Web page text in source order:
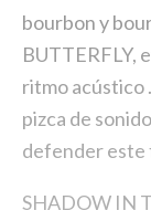
bourbon y
BUTTERFLY,
ritmo acústico
pizca de
defender este
SHADOW IN